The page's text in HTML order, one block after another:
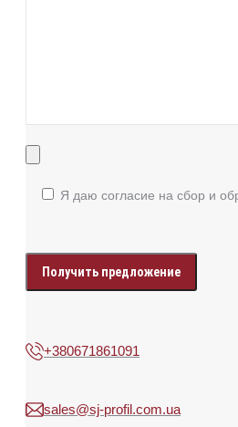
Я даю согласие на сбор и
your
data
+380671861091
sales@sj-profil.com.ua